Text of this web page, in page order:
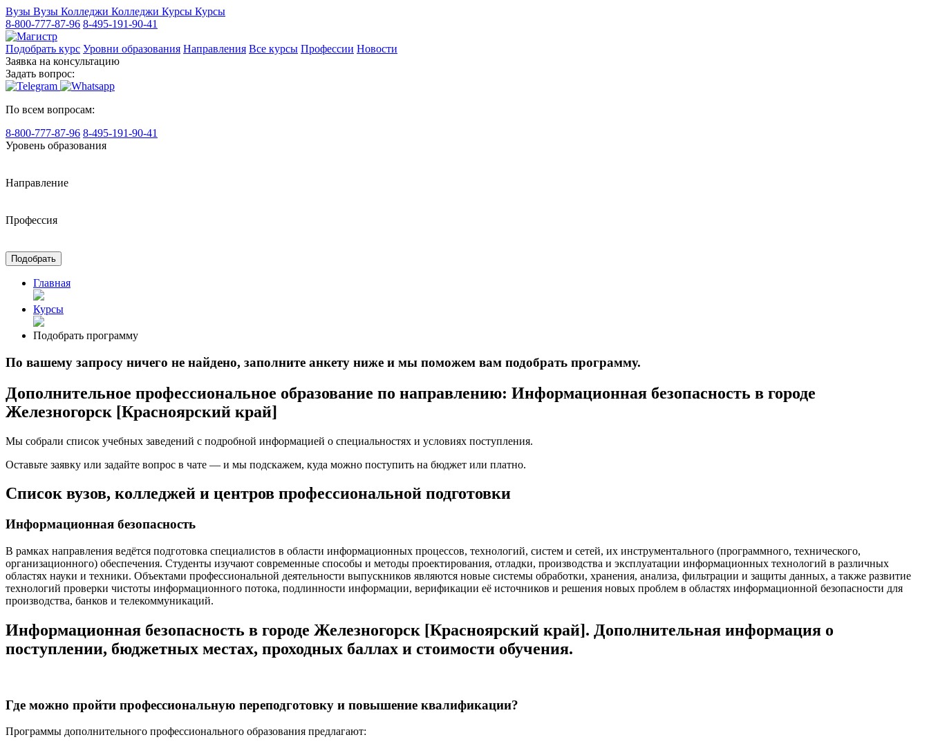
Вузы Вузы Колледжи Колледжи Курсы Курсы
8-800-777-87-96 8-495-191-90-41
Подобрать курс Уровни образования Направления Все курсы Профессии Новости
Заявка на консультацию
Задать вопрос:
По всем вопросам:
8-800-777-87-96 8-495-191-90-41
Уровень образования
Направление
Профессия
Подобрать
Главная
Курсы
Подобрать программу
По вашему запросу ничего не найдено, заполните анкету ниже и мы поможем вам подобрать программу.
Дополнительное профессиональное образование по направлению: Информационная безопасность в городе
Железногорск [Красноярский край]
Мы собрали список учебных заведений с подробной информацией о специальностях и условиях поступления.
Оставьте заявку или задайте вопрос в чате — и мы подскажем, куда можно поступить на бюджет или платно.
Список вузов, колледжей и центров профессиональной подготовки
Информационная безопасность
В рамках направления ведётся подготовка специалистов в области информационных процессов, технологий, систем и сетей, их инструментального (программного, технического,
организационного) обеспечения. Студенты изучают современные способы и методы проектирования, отладки, производства и эксплуатации информационных технологий в различных
областях науки и техники. Объектами профессиональной деятельности выпускников являются новые системы обработки, хранения, анализа, фильтрации и защиты данных, а также развитие
технологий проверки чистоты информационного потока, подлинности информации, верификации её источников и решения новых проблем в областях информационной безопасности для
производства, банков и телекоммуникаций.
Информационная безопасность в городе Железногорск [Красноярский край]. Дополнительная информация о
поступлении, бюджетных местах, проходных баллах и стоимости обучения.
Где можно пройти профессиональную переподготовку и повышение квалификации?
Программы дополнительного профессионального образования предлагают: